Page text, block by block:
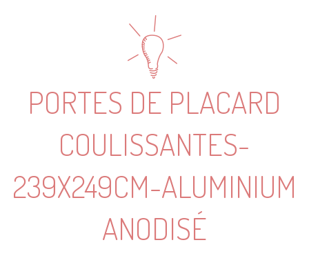
PORTES DE PLACARD
COULISSANTES-
239X249CM-ALUMINIUM
ANODISÉ